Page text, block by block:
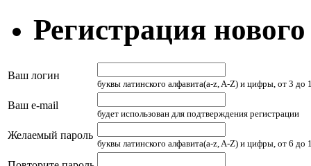
Регистрация
Ваш логин
буквы латинского алфавита(a-z, A-Z) и цифры, от 3 до
Ваш e-mail
будет использован для подтверждения регистрации
Желаемый пароль
буквы латинского алфавита(a-z, A-Z) и цифры, от 6 до